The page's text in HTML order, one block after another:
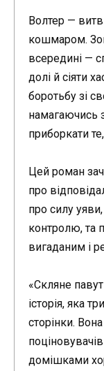
Волтер —
кошмаром.
всередині —
долі й сіяти
боротьбу зі
намагаючись
приборкати
Цей роман
про
про силу
контролю, та
вигаданим і
«Скляне
історія, яка
сторінки.
домішками